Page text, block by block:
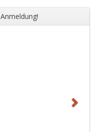
Anmeldung!